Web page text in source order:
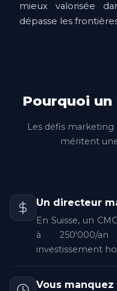
mieux valorisée
dépasse les
Pourquoi un
Les défis marketing
méritent
Un directeur
En Suisse, un
à 250'000/
investissement
Vous